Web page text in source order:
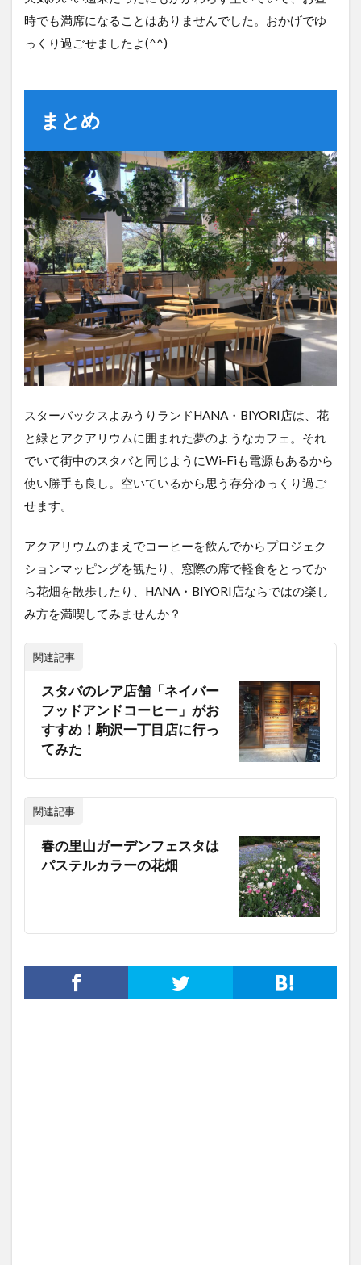
時でも満席になることはありませんでした。おかげでゆ
っくり過ごせましたよ(^^)
まとめ
スターバックスよみうりランドHANA・BIYORI店は、花
と緑とアクアリウムに囲まれた夢のようなカフェ。それ
でいて街中のスタバと同じようにWi-Fiも電源もあるから
使い勝手も良し。空いているから思う存分ゆっくり過ご
せます。
アクアリウムのまえでコーヒーを飲んでからプロジェク
ションマッピングを観たり、窓際の席で軽食をとってか
ら花畑を散歩したり、HANA・BIYORI店ならではの楽し
み方を満喫してみませんか？
関連記事
スタバのレア店舗「ネイバー
フッドアンドコーヒー」がお
すすめ！駒沢一丁目店に行っ
てみた
関連記事
春の里山ガーデンフェスタは
パステルカラーの花畑